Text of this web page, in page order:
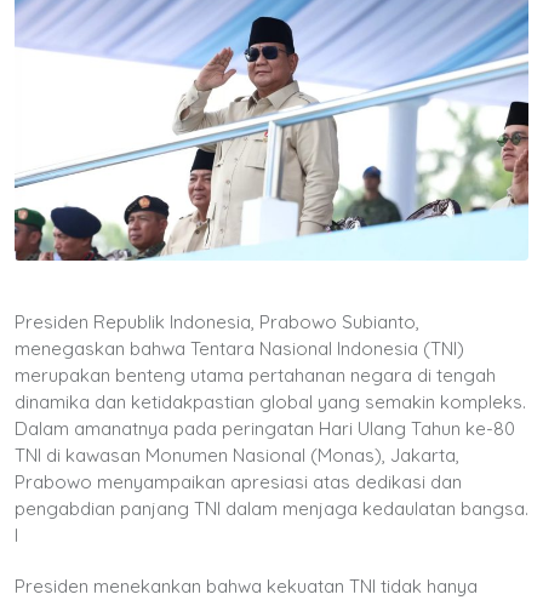
Presiden Republik Indonesia, Prabowo Subianto,
menegaskan bahwa Tentara Nasional Indonesia (TNI)
merupakan benteng utama pertahanan negara di tengah
dinamika dan ketidakpastian global yang semakin kompleks.
Dalam amanatnya pada peringatan Hari Ulang Tahun ke-80
TNI di kawasan Monumen Nasional (Monas), Jakarta,
Prabowo menyampaikan apresiasi atas dedikasi dan
pengabdian panjang TNI dalam menjaga kedaulatan bangsa.
I
Presiden menekankan bahwa kekuatan TNI tidak hanya